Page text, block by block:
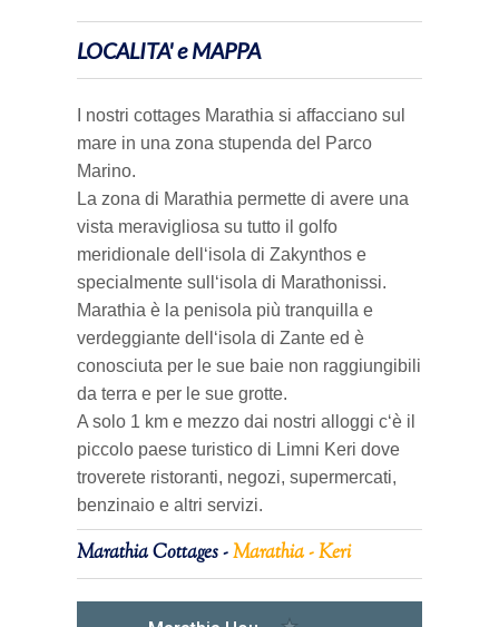
LOCALITA' e MAPPA
I nostri cottages Marathia si affacciano sul
mare in una zona stupenda del Parco
Marino.
La zona di Marathia permette di avere una
vista meravigliosa su tutto il golfo
meridionale dell‘isola di Zakynthos e
specialmente sull‘isola di Marathonissi.
Marathia è la penisola più tranquilla e
verdeggiante dell‘isola di Zante ed è
conosciuta per le sue baie non raggiungibili
da terra e per le sue grotte.
A solo 1 km e mezzo dai nostri alloggi c‘è il
piccolo paese turistico di Limni Keri dove
troverete ristoranti, negozi, supermercati,
benzinaio e altri servizi.
Marathia Cottages -Marathia - Keri